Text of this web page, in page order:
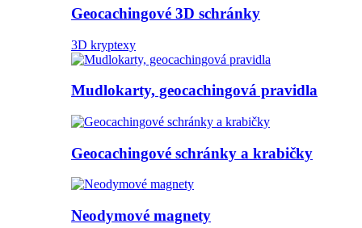
Geocachingové 3D schránky
3D kryptexy
Mudlokarty, geocachingová pravidla
Geocachingové schránky a krabičky
Neodymové magnety